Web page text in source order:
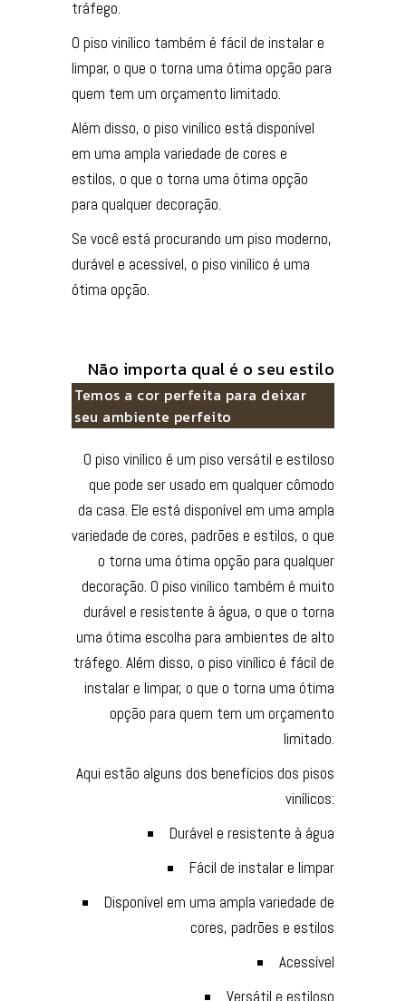
tráfego.
O piso vinílico também é fácil de instalar e
limpar, o que o torna uma ótima opção para
quem tem um orçamento limitado.
Além disso, o piso vinílico está disponível
em uma ampla variedade de cores e
estilos, o que o torna uma ótima opção
para qualquer decoração.
Se você está procurando um piso moderno,
durável e acessível, o piso vinílico é uma
ótima opção.
Não importa qual é o seu estilo
Temos a cor perfeita para deixar
seu ambiente perfeito
O piso vinílico é um piso versátil e estiloso
que pode ser usado em qualquer cômodo
da casa. Ele está disponível em uma ampla
variedade de cores, padrões e estilos, o que
o torna uma ótima opção para qualquer
decoração. O piso vinílico também é muito
durável e resistente à água, o que o torna
uma ótima escolha para ambientes de alto
tráfego. Além disso, o piso vinílico é fácil de
instalar e limpar, o que o torna uma ótima
opção para quem tem um orçamento
limitado.
Aqui estão alguns dos benefícios dos pisos
vinílicos:
Durável e resistente à água
Fácil de instalar e limpar
Disponível em uma ampla variedade de
cores, padrões e estilos
Acessível
Versátil e estiloso